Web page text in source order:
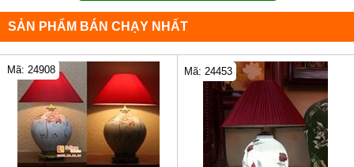
SẢN PHẨM BÁN CHẠY NHẤT
Mã: 24908 Mã: 24453